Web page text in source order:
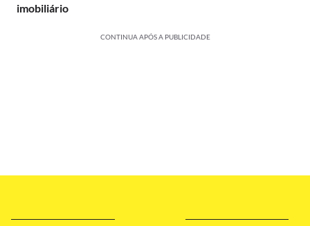
imobiliário
CONTINUA APÓS A PUBLICIDADE